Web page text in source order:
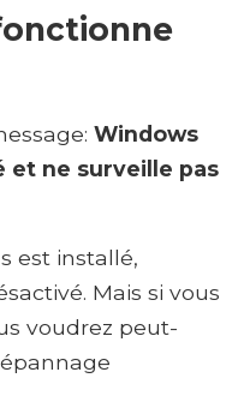
Windows
et ne surveille pas
est installé,
Mais si vous
voudrez peut-